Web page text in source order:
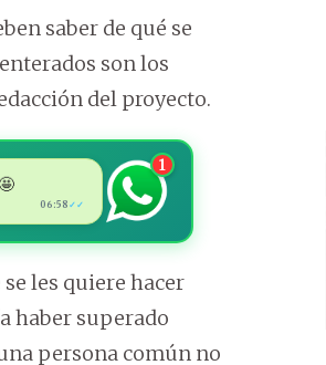
saber de qué se
son los
del proyecto.
06:58 ✓✓
1
les quiere hacer
haber superado
persona común no